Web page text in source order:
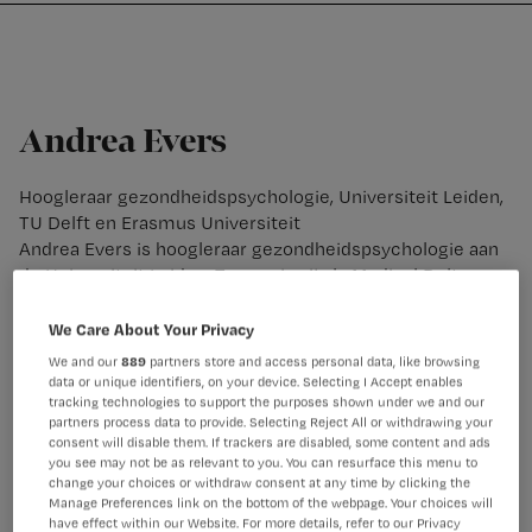
Nursing
Andrea Evers
Hoogleraar gezondheidspsychologie, Universiteit Leiden,
TU Delft en Erasmus Universiteit
Andrea Evers is hoogleraar gezondheidspsychologie aan
de Universiteit Leiden. Tevens is zij als Medical Delta
Leiden, TU Delft en Erasmus Universiteit in Rotterdam. Ze
promoveerde in 2003 aan de Radboud Universiteit (cum
laude). In 2011 werd ze benoemd als hoogleraar
psychobiologie van somatische aandoeningen aan de
Radboud Universiteit en in 2013 werd ze hoogleraar
gezondheidspsychologie aan de Universiteit Leiden. In
2019 is ze benoemd als Medical Delta hoogleraar waarbij
ze zich inzet voor onderzoek naar een Healthy Society.
We Care About Your Privacy
We and our889 partners store and access personal data, like browsing
data or unique identifiers, on your device. Selecting I Accept enables
tracking technologies to support the purposes shown under we and our
partners process data to provide. Selecting Reject All or withdrawing your
consent will disable them. If trackers are disabled, some content and ads
you see may not be as relevant to you. You can resurface this menu to
change your choices or withdraw consent at any time by clicking the
Manage Preferences link on the bottom of the webpage. Your choices will
have effect within our Website. For more details, refer to our Privacy